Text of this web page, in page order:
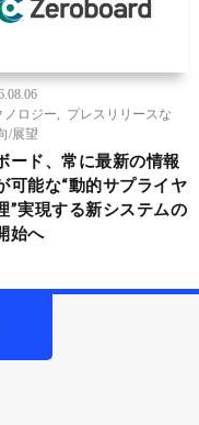
ノロジー
プレスリリースな
/展望
ード、常に最新の情報
可能な“動的サプライヤ
”実現する新システムの
始へ